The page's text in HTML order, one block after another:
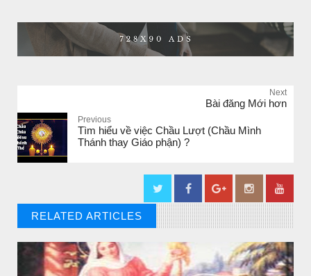
Next
Bài đăng Mới hơn
Previous
Tìm hiểu về việc Chầu Lượt (Chầu Mình
Thánh thay Giáo phận) ?
RELATED ARTICLES
// THAT'S WHAT YOU MIGHT BE LOOKING FOR